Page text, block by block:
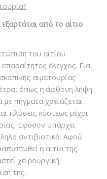
από το αίτιο
του αιτίου
έλεγχος. Για
αιματουρίας
όπως η άφθονη λήψη
πήγματα χρειάζεται
πλύσεις κύστεως μέχρι
Εφόσον υπάρχει
αντιβιοτικό. Αφού
η αιτία της
χειρουργική
της.